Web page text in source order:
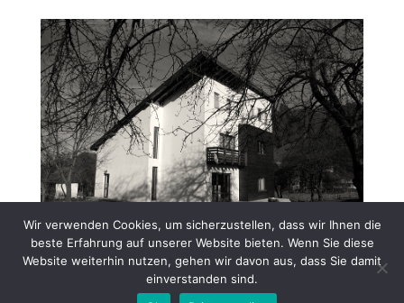
Wir verwenden Cookies, um sicherzustellen, dass wir Ihnen die
beste Erfahrung auf unserer Website bieten. Wenn Sie diese
Website weiterhin nutzen, gehen wir davon aus, dass Sie damit
einverstanden sind.